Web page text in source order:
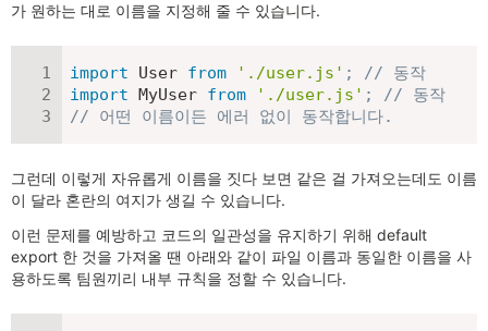
가 원하는 대로 이름을 지정해 줄 수 있습니다.
import User from './user.js' ;
// 동작
import MyUser from './user.js' ;
// 동작
// 어떤 이름이든 에러 없이 동작합니다.
그런데 이렇게 자유롭게 이름을 짓다 보면 같은 걸 가져오는데도 이름
이 달라 혼란의 여지가 생길 수 있습니다.
이런 문제를 예방하고 코드의 일관성을 유지하기 위해 default
export 한 것을 가져올 땐 아래와 같이 파일 이름과 동일한 이름을 사
용하도록 팀원끼리 내부 규칙을 정할 수 있습니다.